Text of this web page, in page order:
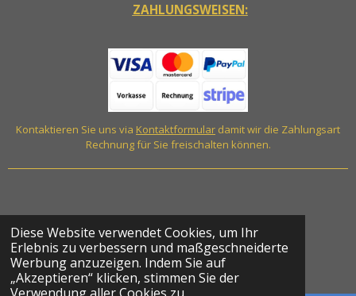
Diese Website verwendet Cookies, um Ihr
Erlebnis zu verbessern und maßgeschneiderte
Werbung anzuzeigen. Indem Sie auf
„Akzeptieren“ klicken, stimmen Sie der
ZAHLUNGSWEISEN:
Kontaktieren Sie uns via Kontaktformular damit wir die Zahlungsart
Rechnung für Sie freischalten können.
© 2023 SMT Swiss GmbH